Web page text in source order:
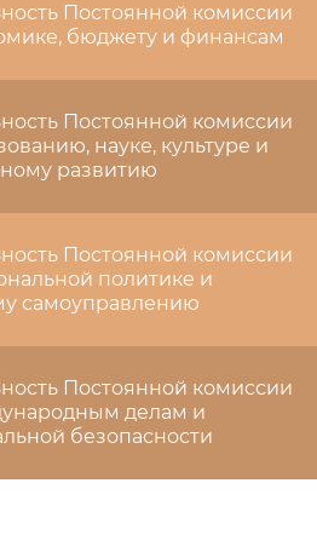
Постоянной комиссии
бюджету и финансам
Постоянной комиссии
науке, культуре и
развитию
Постоянной комиссии
политике и
самоуправлению
Постоянной комиссии
делам и
безопасности